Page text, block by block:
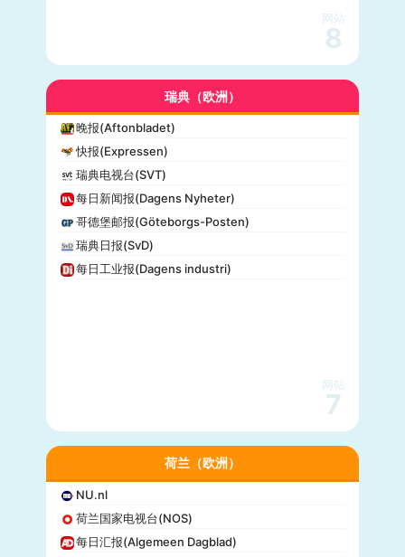
网站
8
瑞典（欧洲）
晚报(Aftonbladet)
快报(Expressen)
瑞典电视台(SVT)
每日新闻报(Dagens Nyheter)
哥德堡邮报(Göteborgs-Posten)
瑞典日报(SvD)
每日工业报(Dagens industri)
网站
7
荷兰（欧洲）
NU.nl
荷兰国家电视台(NOS)
每日汇报(Algemeen Dagblad)